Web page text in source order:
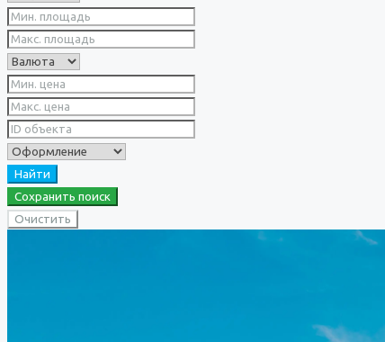
Найти
Сохранить поиск
Очистить